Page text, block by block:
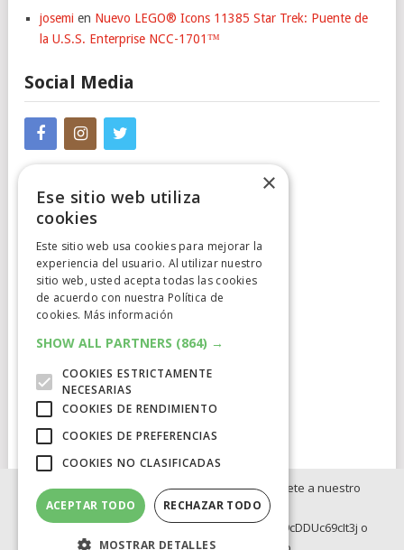
josemi en Nuevo LEGO® Icons 11385 Star Trek: Puente de
la U.S.S. Enterprise NCC-1701™
Social Media
Cumplimiento Normativo
Aviso Legal
Política de Privacidad
Política de Cookies
Clausula de afiliación
ELCATALEJOCOPYRIGHT © 2026.POWERED BYIDIGAUD
Si no quieres perderte ninguna novedad, únete a nuestro
WhatsApp:
https://whatsapp.com/channel/0029Va8BRdy9cDDUc69cIt3j o
×
Ese sitio web utiliza
cookies
Este sitio web usa cookies para mejorar la
experiencia del usuario. Al utilizar nuestro
sitio web, usted acepta todas las cookies
de acuerdo con nuestra Política de
cookies. Más información
SHOW ALL PARTNERS (864) →
COOKIES ESTRICTAMENTE
NECESARIAS
COOKIES DE RENDIMIENTO
COOKIES DE PREFERENCIAS
COOKIES NO CLASIFICADAS
ACEPTAR TODO RECHAZAR TODO
MOSTRAR DETALLES